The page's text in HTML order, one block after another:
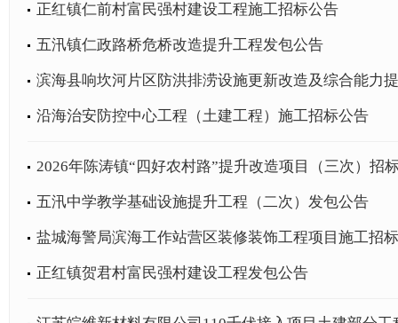
正红镇仁前村富民强村建设工程施工招标公告
五汛镇仁政路桥危桥改造提升工程发包公告
滨海县响坎河片区防洪排涝设施更新改造及综合能力
沿海治安防控中心工程（土建工程）施工招标公告
2026年陈涛镇“四好农村路”提升改造项目（三次）招
五汛中学教学基础设施提升工程（二次）发包公告
盐城海警局滨海工作站营区装修装饰工程项目施工招
正红镇贺君村富民强村建设工程发包公告